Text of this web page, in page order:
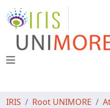
IRIS Root UNIMORE